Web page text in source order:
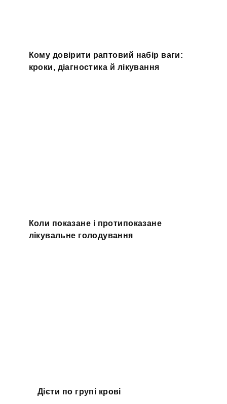
Кому довірити раптовий набір ваги:
кроки, діагностика й лікування
Коли показане і протипоказане
лікувальне голодування
Дієти по групі крові